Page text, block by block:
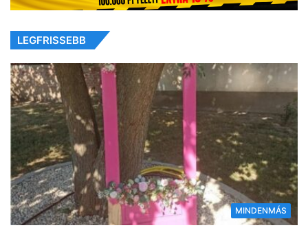
LEGFRISSEBB
MINDENMÁS